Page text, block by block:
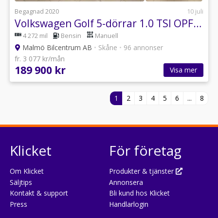
Begagnad 2020 10 juli
Volkswagen Golf 5-dörrar 1.0 TSI OPF Base OBS! Lågt miltal
4 272 mil Bensin Manuell
Malmö Bilcentrum AB • Skåne • 96 annonser
fr. 3 077 kr/mån
189 900 kr Visa mer
1 2 3 4 5 6 ... 8
Klicket
Om Klicket
Säljtips
Kontakt & support
Press
För företag
Produkter & tjänster
Annonsera
Bli kund hos Klicket
Handlarlogin